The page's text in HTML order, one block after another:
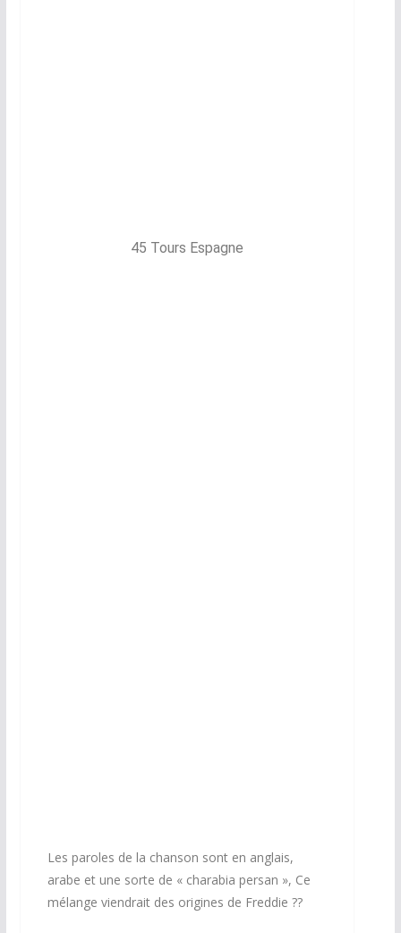
45 Tours Espagne
Les paroles de la chanson sont en anglais,
arabe et une sorte de « charabia persan », Ce
mélange viendrait des origines de Freddie ??